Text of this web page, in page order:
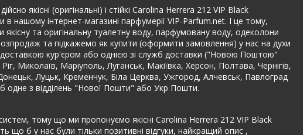
якісні (оригінальні) і стійкі Carolina Herrera 212 VIP Black
нашому інтернет-магазині парфумерії VIP-Parfum.net. І це тому,
та оригінальну туалетну воду, парфумовану воду, одеколони
та підкажемо як купити (оформити замовлення) у нас на духи
кур'єром або однією зі служб доставки ("Новою Поштою"
Миколаїв, Маріуполь, Луганськ, Макіївка, Херсон, Полтава, Чернігів,
Луцьк, Кременчук, Біла Церква, Ужгород, Алчевськ, Павлоград
одне з відділень "Нової Пошти" або Укр Пошти.
тому що ми пропонуємо якісні Carolina Herrera 212 VIP Black
б у нас були тільки позитивні відгуки, найкращий опис ,